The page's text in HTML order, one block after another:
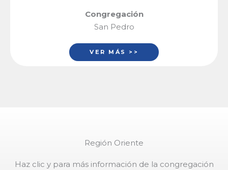
Congregación
San Pedro
VER MÁS >>
Región Oriente
Haz clic y para más información de la congregación